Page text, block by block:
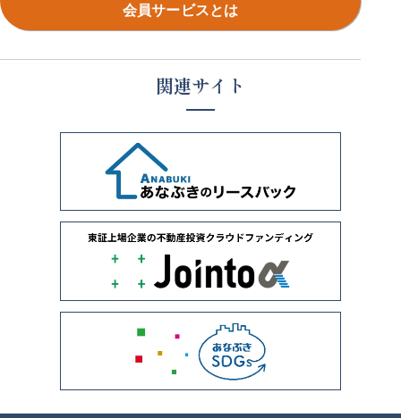
会員サービスとは
関連サイト